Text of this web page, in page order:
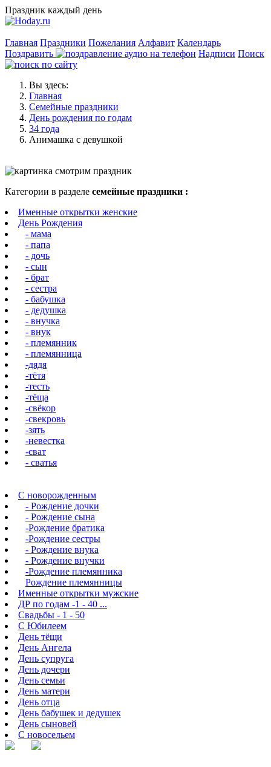
Праздник каждый день
Главная Праздники Пожелания Алфавит Календарь
Поздравить
Надписи Поиск
Вы здесь:
Главная
Семейные праздники
День рождения по годам
34 года
Анимашка с девушкой
Категории в разделе семейные праздники :
Именные открытки женские
День Рождения
- мама
- папа
- дочь
- сын
- брат
- сестра
- бабушка
- дедушка
- внучка
- внук
- племянник
- племянница
-дядя
-тётя
-тесть
-тёща
-свёкор
-свекровь
-зять
-невестка
-сват
- сватья
С новорожденным
- Рождение дочки
- Рождение сына
-Рождение братика
-Рождение сестры
- Рождение внука
- Рождение внучки
-Рождение племянника
Рождение племянницы
Именные открытки мужские
ДР по годам -1 - 40 ...
Свадьбы - 1 - 50
С Юбилеем
День тёщи
День Ангела
День супруга
День дочери
День семьи
День матери
День отца
День бабушек и дедушек
День сыновей
С новосельем